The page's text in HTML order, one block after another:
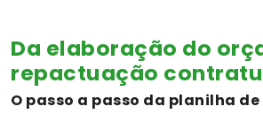
Da elaboração do
repactuação
O passo a passo da planilha